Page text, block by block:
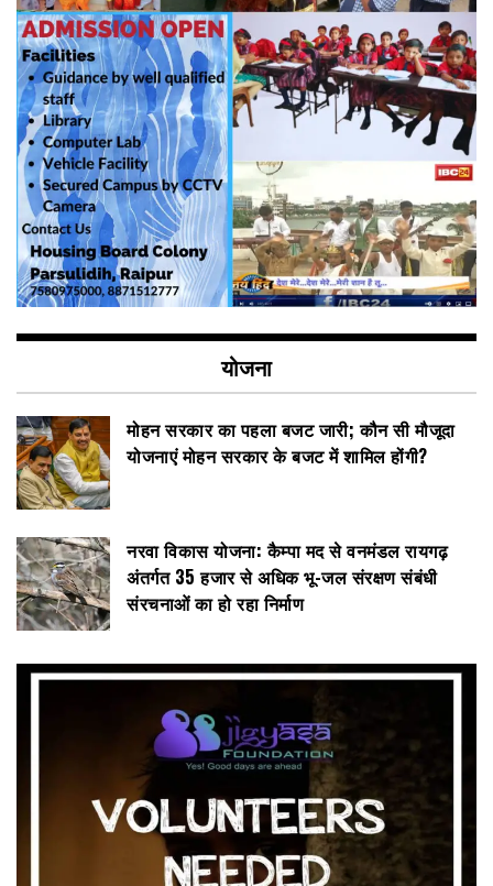
योजना
मोहन सरकार का पहला बजट जारी; कौन सी मौजूदा
योजनाएं मोहन सरकार के बजट में शामिल होंगी?
नरवा विकास योजना: कैम्पा मद से वनमंडल रायगढ़
अंतर्गत 35 हजार से अधिक भू-जल संरक्षण संबंधी
संरचनाओं का हो रहा निर्माण